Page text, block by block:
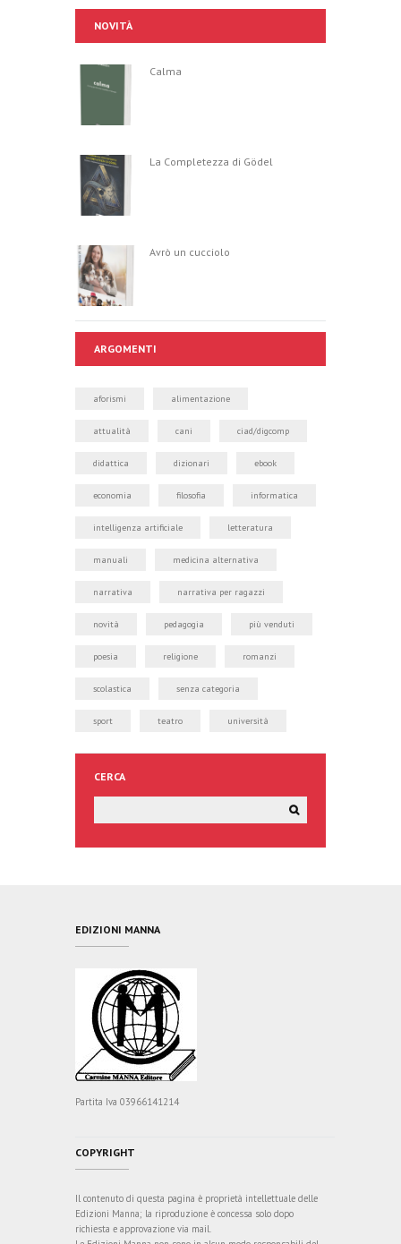
innovativa
riflessione
attività motorie
hanno visto
forte…
Introduzione
Parte I - IL
NOVITÀ
Calma
La Completezza di Gödel
Avrò un cucciolo
ARGOMENTI
aforismi alimentazione
attualità cani ciad/digcomp
didattica dizionari ebook
economia filosofia informatica
intelligenza artificiale letteratura
manuali medicina alternativa
narrativa narrativa per ragazzi
novità pedagogia più venduti
poesia religione romanzi
scolastica senza categoria
sport teatro università
CERCA
EDIZIONI MANNA
Partita Iva 03966141214
COPYRIGHT
Il contenuto di questa pagina è proprietà intellettuale delle
Edizioni Manna; la riproduzione è concessa solo dopo
richiesta e approvazione via mail.